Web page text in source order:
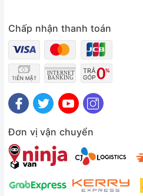
Phạm vi làm lạnh hiệu quả:
Dưới 15m² (từ 30 đến 45m³)
Độ ồn trung bình (được đo
Dàn lạnh: 27 dB - Dàn nóng:
Dòng sản phẩm:
2025
Sản xuất tại:
Thời gian bảo hành cục
2 năm
Thời gian bảo hành máy
Chất liệu dàn tản nhiệt:
Chấp nhận thanh toán
Đơn vị vận chuyển